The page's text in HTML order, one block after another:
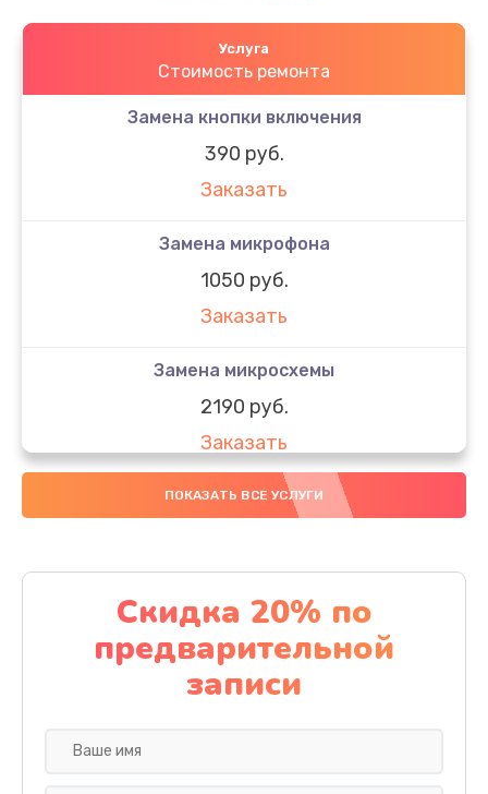
Услуга
Стоимость ремонта
Замена кнопки включения
390 руб.
Заказать
Замена микрофона
1050 руб.
Заказать
Замена микросхемы
2190 руб.
Заказать
Замена передней камеры
Заказать
Замена полифонического динамика
390 руб.
Заказать
ПОКАЗАТЬ ВСЕ УСЛУГИ
Скидка 20% по
предварительной
записи